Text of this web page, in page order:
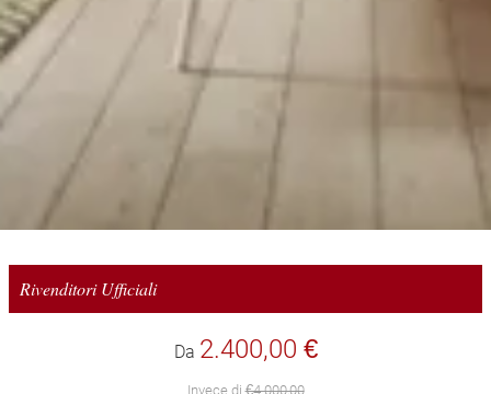
Rivenditori Ufficiali
Da 2.400,00 €
Invece di€4.000,00